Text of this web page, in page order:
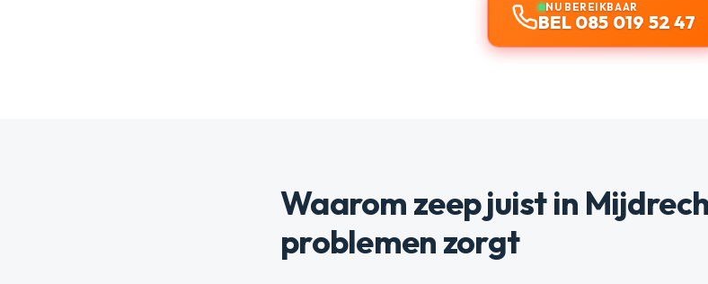
NU BEREIKBAAR
BEL 085 019 52 47
Waarom zeep juist in
problemen zorgt